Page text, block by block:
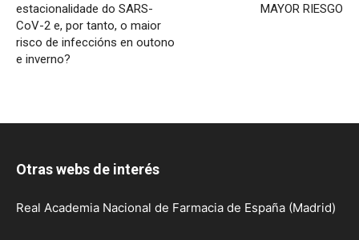
estacionalidade do SARS-
CoV-2 e, por tanto, o maior
risco de infeccións en outono
e inverno?
MAYOR RIESGO
Otras webs de interés
Real Academia Nacional de Farmacia de España (Madrid)